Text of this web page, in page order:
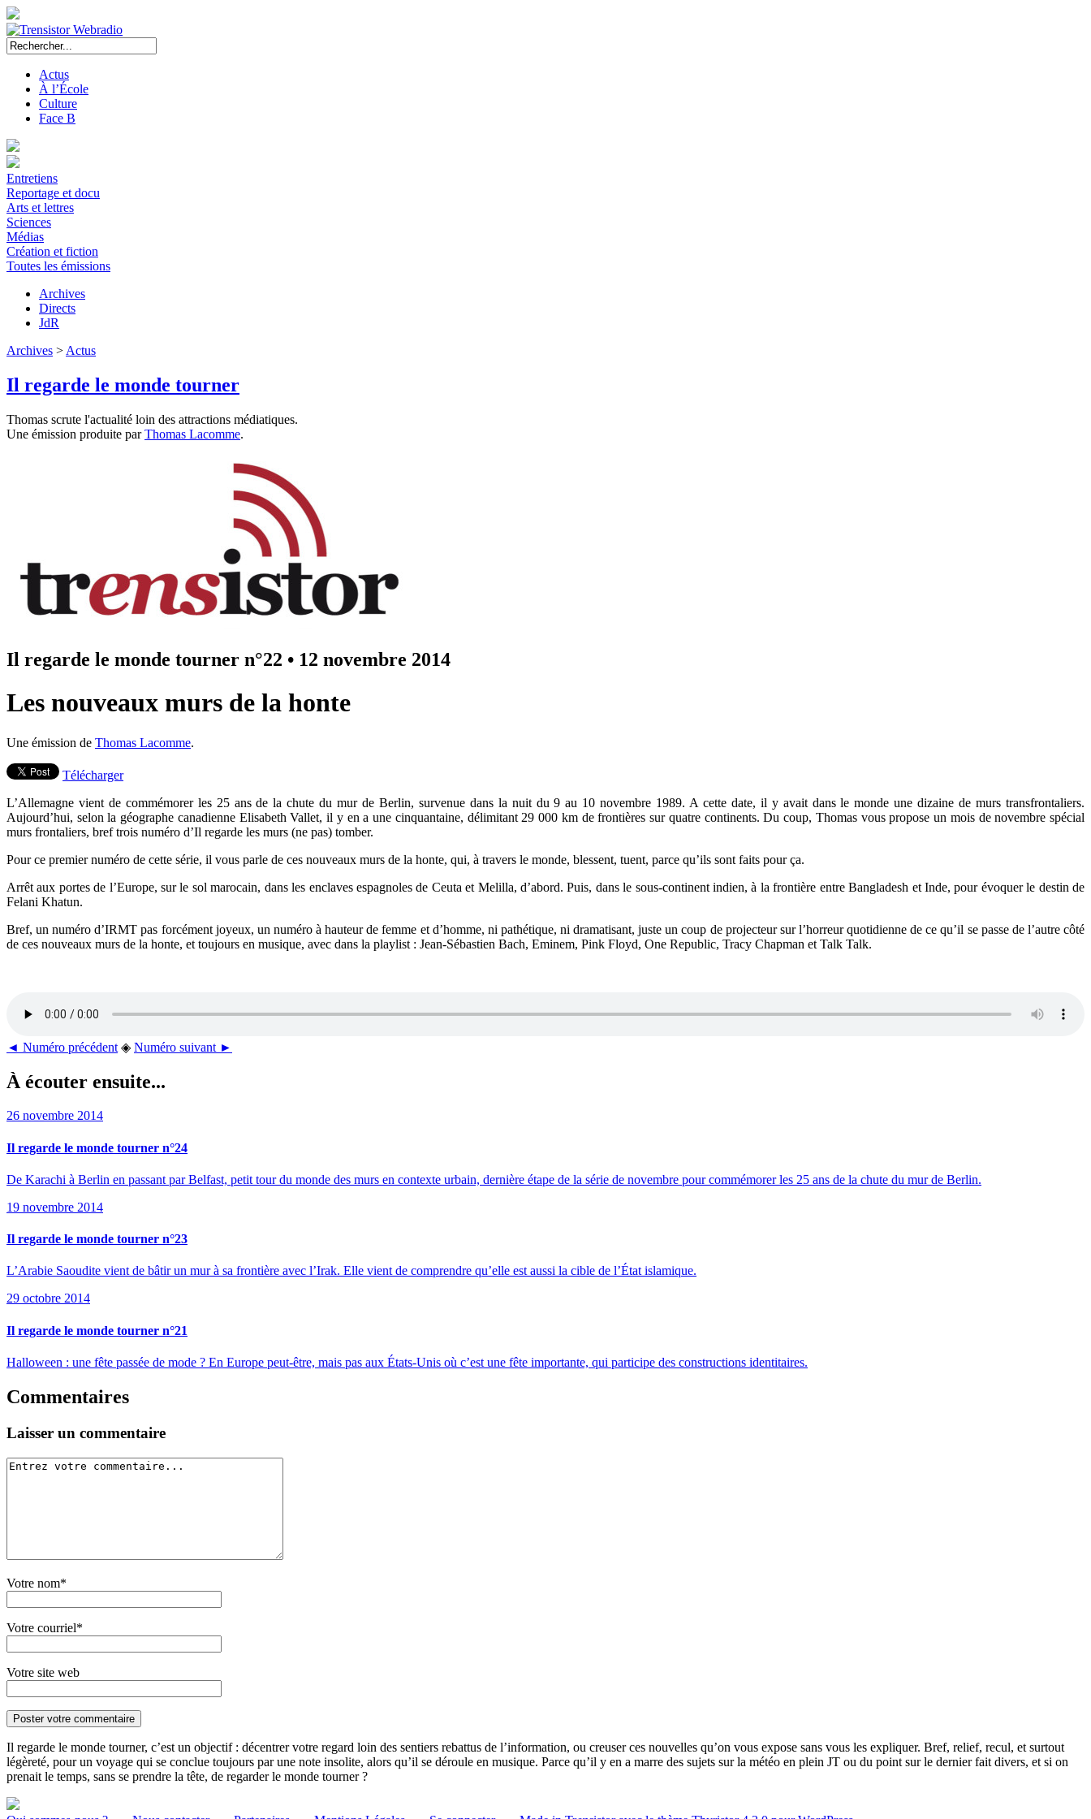
Actus
À l’École
Culture
Face B
Entretiens
Reportage et docu
Arts et lettres
Sciences
Médias
Création et fiction
Toutes les émissions
Archives
Directs
JdR
Archives > Actus
Il regarde le monde tourner
Thomas scrute l'actualité loin des attractions médiatiques.
Une émission produite parThomas Lacomme.
Il regarde le monde tourner n°22 • 12 novembre 2014
Les nouveaux murs de la honte
Une émission de Thomas Lacomme.
Télécharger
L’Allemagne vient de commémorer les 25 ans de la chute du mur de Berlin, survenue dans la nuit du 9 au 10 novembre 1989. A cette date, il y avait dans le monde une dizaine de murs transfrontaliers.
Aujourd’hui, selon la géographe canadienne Elisabeth Vallet, il y en a une cinquantaine, délimitant 29 000 km de frontières sur quatre continents. Du coup, Thomas vous propose un mois de novembre spécial
murs frontaliers, bref trois numéro d’Il regarde les murs (ne pas) tomber.
Pour ce premier numéro de cette série, il vous parle de ces nouveaux murs de la honte, qui, à travers le monde, blessent, tuent, parce qu’ils sont faits pour ça.
Arrêt aux portes de l’Europe, sur le sol marocain, dans les enclaves espagnoles de Ceuta et Melilla, d’abord. Puis, dans le sous-continent indien, à la frontière entre Bangladesh et Inde, pour évoquer le destin de
Felani Khatun.
Bref, un numéro d’IRMT pas forcément joyeux, un numéro à hauteur de femme et d’homme, ni pathétique, ni dramatisant, juste un coup de projecteur sur l’horreur quotidienne de ce qu’il se passe de l’autre côté
de ces nouveaux murs de la honte, et toujours en musique, avec dans la playlist : Jean-Sébastien Bach, Eminem, Pink Floyd, One Republic, Tracy Chapman et Talk Talk.
◄ Numéro précédent ◈ Numéro suivant ►
À écouter ensuite...
26 novembre 2014
Il regarde le monde tourner n°24
De Karachi à Berlin en passant par Belfast, petit tour du monde des murs en contexte urbain, dernière étape de la série de novembre pour commémorer les 25 ans de la chute du mur de Berlin.
19 novembre 2014
Il regarde le monde tourner n°23
L’Arabie Saoudite vient de bâtir un mur à sa frontière avec l’Irak. Elle vient de comprendre qu’elle est aussi la cible de l’État islamique.
29 octobre 2014
Il regarde le monde tourner n°21
Halloween : une fête passée de mode ? En Europe peut-être, mais pas aux États-Unis où c’est une fête importante, qui participe des constructions identitaires.
Commentaires
Laisser un commentaire
Votre nom*
Votre courriel*
Votre site web
Il regarde le monde tourner, c’est un objectif : décentrer votre regard loin des sentiers rebattus de l’information, ou creuser ces nouvelles qu’on vous expose sans vous les expliquer. Bref, relief, recul, et surtout
légèreté, pour un voyage qui se conclue toujours par une note insolite, alors qu’il se déroule en musique. Parce qu’il y en a marre des sujets sur la météo en plein JT ou du point sur le dernier fait divers, et si on
prenait le temps, sans se prendre la tête, de regarder le monde tourner ?